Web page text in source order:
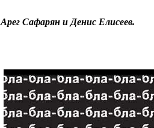
Арег Сафарян и Денис Елисеев.